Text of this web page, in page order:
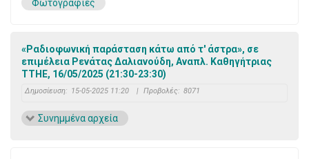
Φωτογραφίες
«Ραδιοφωνική παράσταση κάτω από τ' άστρα», σε
επιμέλεια Ρενάτας Δαλιανούδη, Αναπλ. Καθηγήτριας
ΤΤΗΕ, 16/05/2025 (21:30-23:30)
Δημοσίευση: 15-05-2025 11:20 | Προβολές: 8071
Συνημμένα αρχεία